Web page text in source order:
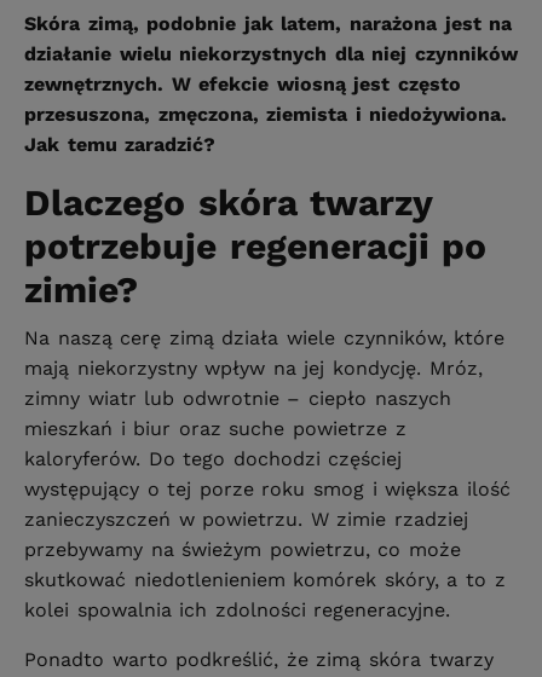
Skóra zimą, podobnie jak latem, narażona jest na
działanie wielu niekorzystnych dla niej czynników
zewnętrznych. W efekcie wiosną jest często
przesuszona, zmęczona, ziemista i niedożywiona.
Jak temu zaradzić?
Dlaczego skóra twarzy
potrzebuje regeneracji po
zimie?
Na naszą cerę zimą działa wiele czynników, które
mają niekorzystny wpływ na jej kondycję. Mróz,
zimny wiatr lub odwrotnie – ciepło naszych
mieszkań i biur oraz suche powietrze z
kaloryferów. Do tego dochodzi częściej
występujący o tej porze roku smog i większa ilość
zanieczyszczeń w powietrzu. W zimie rzadziej
przebywamy na świeżym powietrzu, co może
skutkować niedotlenieniem komórek skóry, a to z
kolei spowalnia ich zdolności regeneracyjne.
Ponadto warto podkreślić, że zimą skóra twarzy